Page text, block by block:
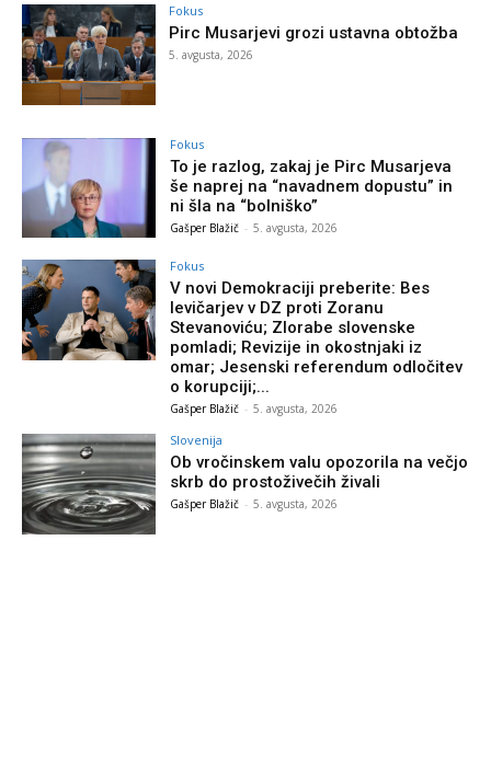
Fokus
Pirc Musarjevi grozi ustavna obtožba
5. avgusta, 2026
Fokus
To je razlog, zakaj je Pirc Musarjeva
še naprej na “navadnem dopustu” in
ni šla na “bolniško”
Gašper Blažič - 5. avgusta, 2026
Fokus
V novi Demokraciji preberite: Bes
levičarjev v DZ proti Zoranu
Stevanoviću; Zlorabe slovenske
pomladi; Revizije in okostnjaki iz
omar; Jesenski referendum odločitev
o korupciji;...
Gašper Blažič - 5. avgusta, 2026
Slovenija
Ob vročinskem valu opozorila na večjo
skrb do prostoživečih živali
Gašper Blažič - 5. avgusta, 2026